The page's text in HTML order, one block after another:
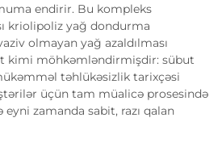
endirir. Bu kompleks
kriolipoliz yağ dondurma
olmayan yağ azaldılması
kimi möhkəmləndirmişdir: sübut
təhlükəsizlik tarixçəsi
üçün tam müalicə prosesində
zamanda sabit, razı qalan